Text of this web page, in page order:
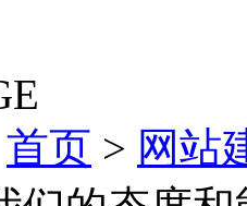
首页 > 网站